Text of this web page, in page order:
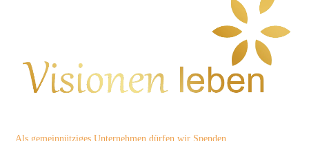
Als gemeinnütziges Unternehmen dürfen wir Spenden